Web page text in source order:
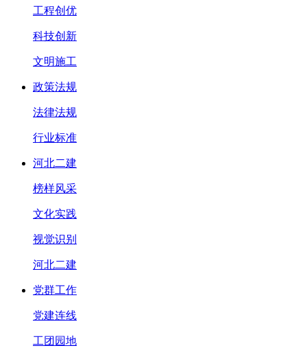
工程创优
科技创新
文明施工
政策法规
法律法规
行业标准
河北二建
榜样风采
文化实践
视觉识别
河北二建
党群工作
党建连线
工团园地